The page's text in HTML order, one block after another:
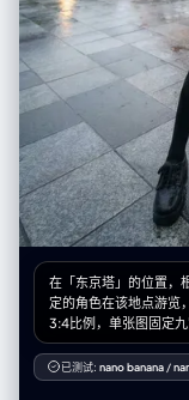
在「东京塔」的位置，
定的角色在该地点游览，使其融入场景。
3:4比例，单张图固定九
与视角： – 使用超广角
感） – 相机角度必须与
下方向上看的仰视视角
已测试: nano banana /